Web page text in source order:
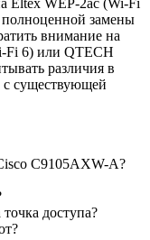
Eltex WEP-2ac (Wi-Fi
замены
внимание на
Fi 6) или QTECH
различия в
с существующей
C9105AXW-A?
доступа?